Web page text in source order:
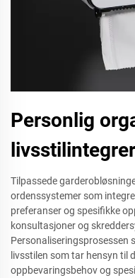
Personlig
Tilpassede
ordenssystemer som
preferanser og spesifikke
konsultasjoner og
Personaliseringsprosessen
livsstilen som tar hensyn til
oppbevaringsbehov og